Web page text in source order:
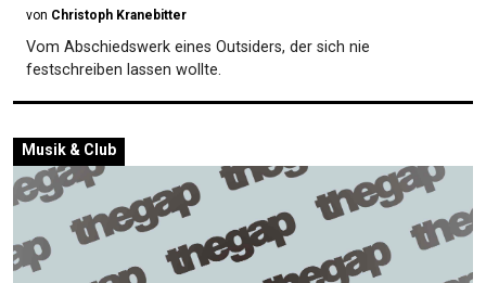
von Christoph Kranebitter
Vom Abschiedswerk eines Outsiders, der sich nie
festschreiben lassen wollte.
Musik & Club